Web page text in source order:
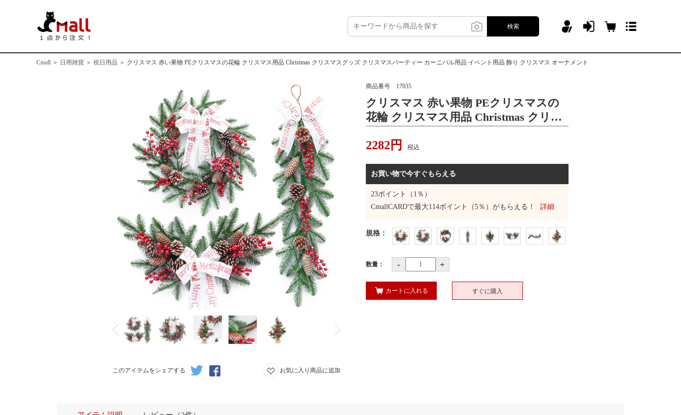
検索
Cmall ＞ 日用雑貨 ＞ 祝日用品 ＞ クリスマス 赤い果物 PEクリスマスの花輪 クリスマス用品 Christmas クリスマスグッズ クリスマスパーティー カーニバル用品 イベント用品 飾り クリスマス オーナメント
このアイテムをシェアする お気に入り商品に追加
商品番号 17035
クリスマス 赤い果物 PEクリスマスの
花輪 クリスマス用品 Christmas クリス
ニバル用品 イベント用品 飾り クリス
2282 円 税込
お買い物で今すぐもらえる
23ポイント（1％）
CmallCARDで最大114ポイント（5％）がもらえる！ 詳細
規格 ：
数量： - +
カートに入れる すぐに購入